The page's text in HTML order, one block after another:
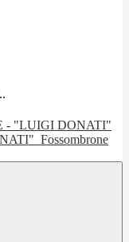
Fossombrone